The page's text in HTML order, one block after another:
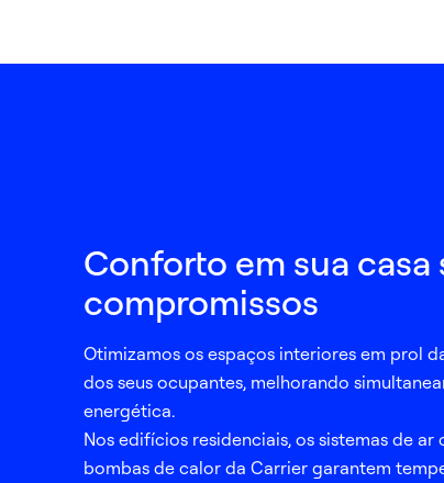
Conforto em sua casa
compromissos
Otimizamos os espaços interiores em prol
dos seus ocupantes, melhorando
energética.
Nos edifícios residenciais, os sistemas de
bombas de calor da Carrier garantem